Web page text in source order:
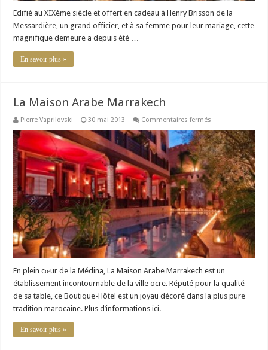
Edifié au XIXème siècle et offert en cadeau à Henry Brisson de la
Messardière, un grand officier, et à sa femme pour leur mariage, cette
magnifique demeure a depuis été …
En savoir plus »
La Maison Arabe Marrakech
Pierre Vaprilovski 30 mai 2013 Commentaires fermés
Maison
Arabe
Marrakech
En plein cœur de la Médina, La Maison Arabe Marrakech est un
établissement incontournable de la ville ocre. Réputé pour la qualité
de sa table, ce Boutique-Hôtel est un joyau décoré dans la plus pure
tradition marocaine. Plus d’informations ici.
En savoir plus »